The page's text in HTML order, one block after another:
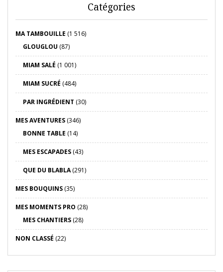
Catégories
MA TAMBOUILLE (1 516)
GLOUGLOU (87)
MIAM SALÉ (1 001)
MIAM SUCRÉ (484)
PAR INGRÉDIENT (30)
MES AVENTURES (346)
BONNE TABLE (14)
MES ESCAPADES (43)
QUE DU BLABLA(291)
MES BOUQUINS (35)
MES MOMENTS PRO (28)
MES CHANTIERS (28)
NON CLASSÉ (22)